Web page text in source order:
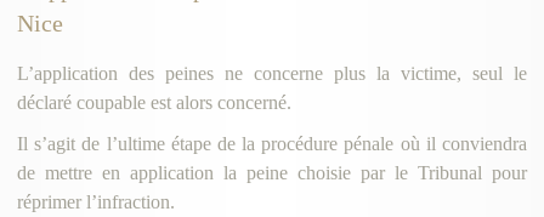
Nice
L’application des peines ne concerne plus la victime, seul le
déclaré coupable est alors concerné.
Il s’agit de l’ultime étape de la procédure pénale où il conviendra
de mettre en application la peine choisie par le Tribunal pour
réprimer l’infraction.